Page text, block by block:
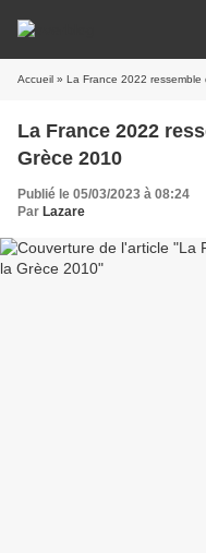
Accueil » La France 2022
La France 2022
Grèce 2010
Publié le 05/03/2023 à 08:24
Par Lazare